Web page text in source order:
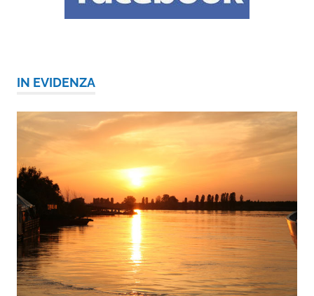
IN EVIDENZA